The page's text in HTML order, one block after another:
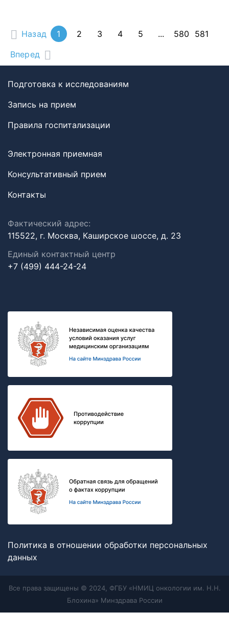
Назад 1 2 3 4 5 ... 580
581
Вперед
Подготовка к исследованиям
Запись на прием
Правила госпитализации
Электронная приемная
Консультативный прием
Контакты
Фактический адрес:
115522, г. Москва, Каширское шоссе, д. 23
Единый контактный центр
+7 (499) 444-24-24
Политика в отношении обработки персональных
данных
Все права защищены © 2024, ФГБУ «НМИЦ онкологии им. Н.Н.
Блохина» Минздрава России